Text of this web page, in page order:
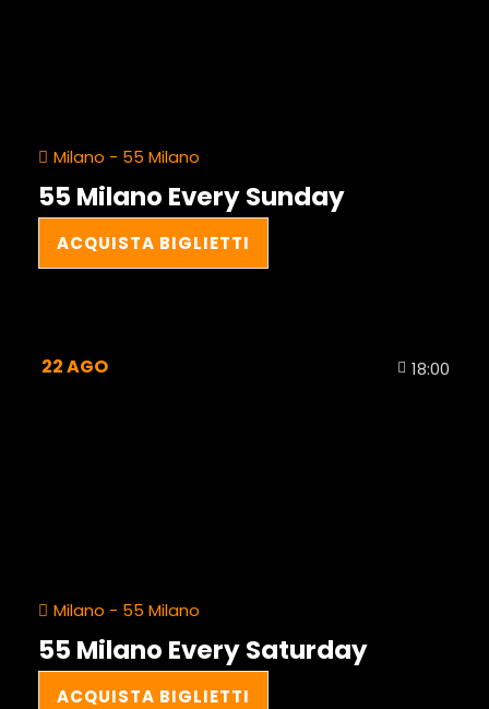
Milano - 55 Milano
55 Milano Every Sunday
ACQUISTA BIGLIETTI
22AGO 18:00
Milano - 55 Milano
55 Milano Every Saturday
ACQUISTA BIGLIETTI